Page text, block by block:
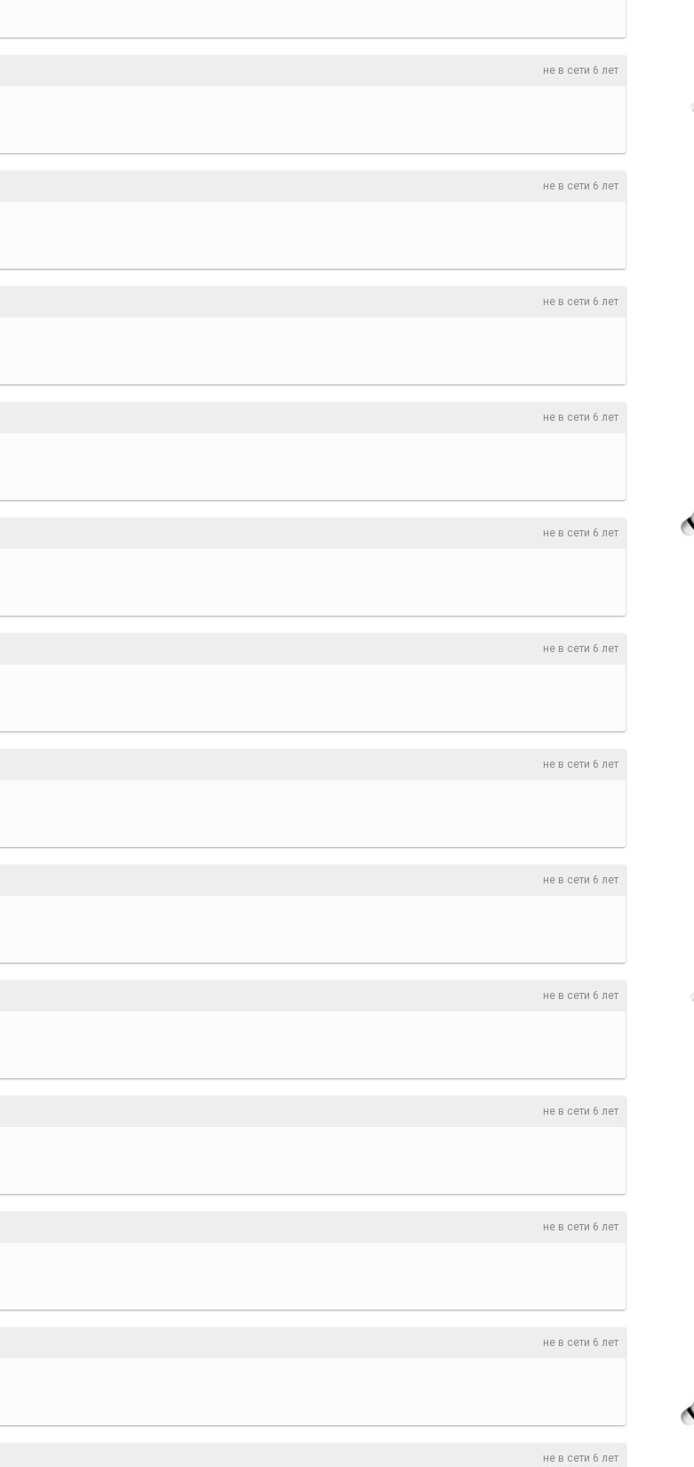
не в сети 6 лет
не в сети 6 лет
не в сети 6 лет
не в сети 6 лет
не в сети 6 лет
не в сети 6 лет
не в сети 6 лет
не в сети 6 лет
не в сети 6 лет
не в сети 6 лет
не в сети 6 лет
не в сети 6 лет
не в сети 6 лет